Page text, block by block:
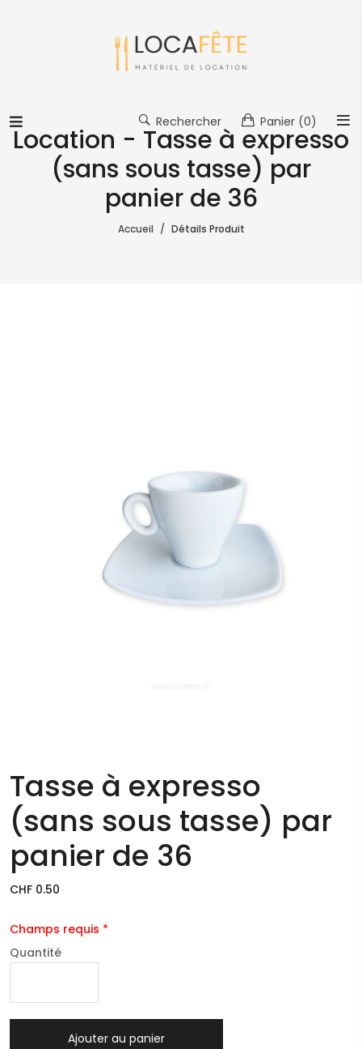
Rechercher Panier (0)
Location - Tasse à expresso
(sans sous tasse) par
panier de 36
Accueil Détails Produit
Tasse à expresso
(sans sous tasse) par
panier de 36
CHF 0.50
Champs requis *
Quantité
Ajouter au panier